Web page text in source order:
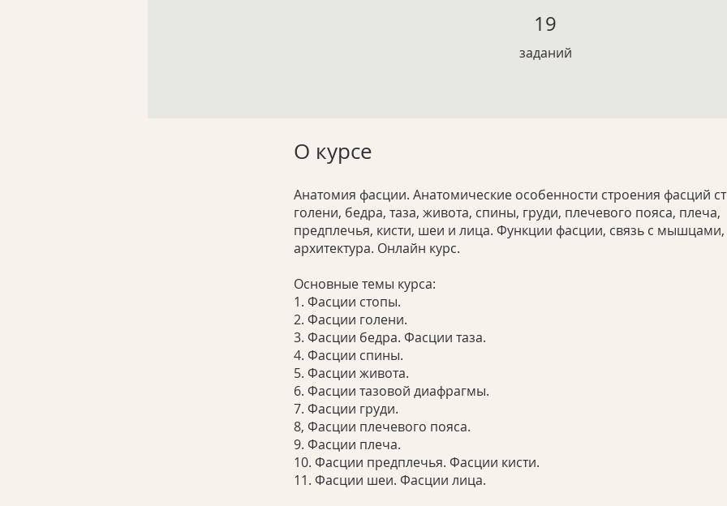
19
заданий
О курсе
Анатомия фасции. Анатомические особенности строения фасций
голени, бедра, таза, живота, спины, груди, плечевого пояса, плеча,
предплечья, кисти, шеи и лица. Функции фасции, связь с мышцами,
архитектура. Онлайн курс.
Основные темы курса:
1. Фасции стопы.
2. Фасции голени.
3. Фасции бедра. Фасции таза.
4. Фасции спины.
5. Фасции живота.
6. Фасции тазовой диафрагмы.
7. Фасции груди.
8, Фасции плечевого пояса.
9. Фасции плеча.
10. Фасции предплечья. Фасции кисти.
11. Фасции шеи. Фасции лица.